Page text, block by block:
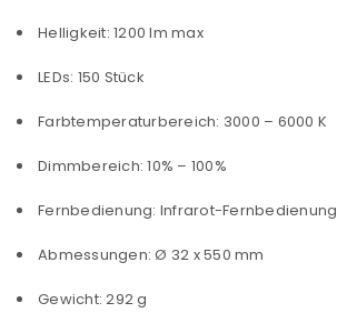
Helligkeit: 1200 lm max
LEDs: 150 Stück
Farbtemperaturbereich: 3000 – 6000 K
Dimmbereich: 10% – 100%
Fernbedienung: Infrarot-Fernbedienung
Abmessungen: Ø 32 x 550 mm
Gewicht: 292 g